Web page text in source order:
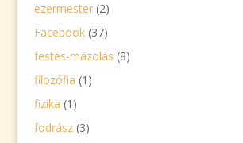
ezermester(2)
Facebook(37)
festés-mázolás (8)
filozófia (1)
fizika (1)
fodrász(3)